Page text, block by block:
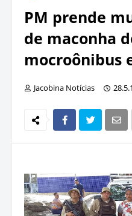
PM prende
de maconha
mocroônibus
Jacobina Notícias